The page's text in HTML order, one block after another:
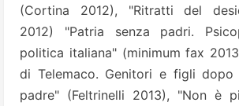
(Cortina 2012), "Ritratti del
2012) "Patria senza padri.
politica italiana" (minimum fax
di Telemaco. Genitori e figli
padre" (Feltrinelli 2013), "Non è